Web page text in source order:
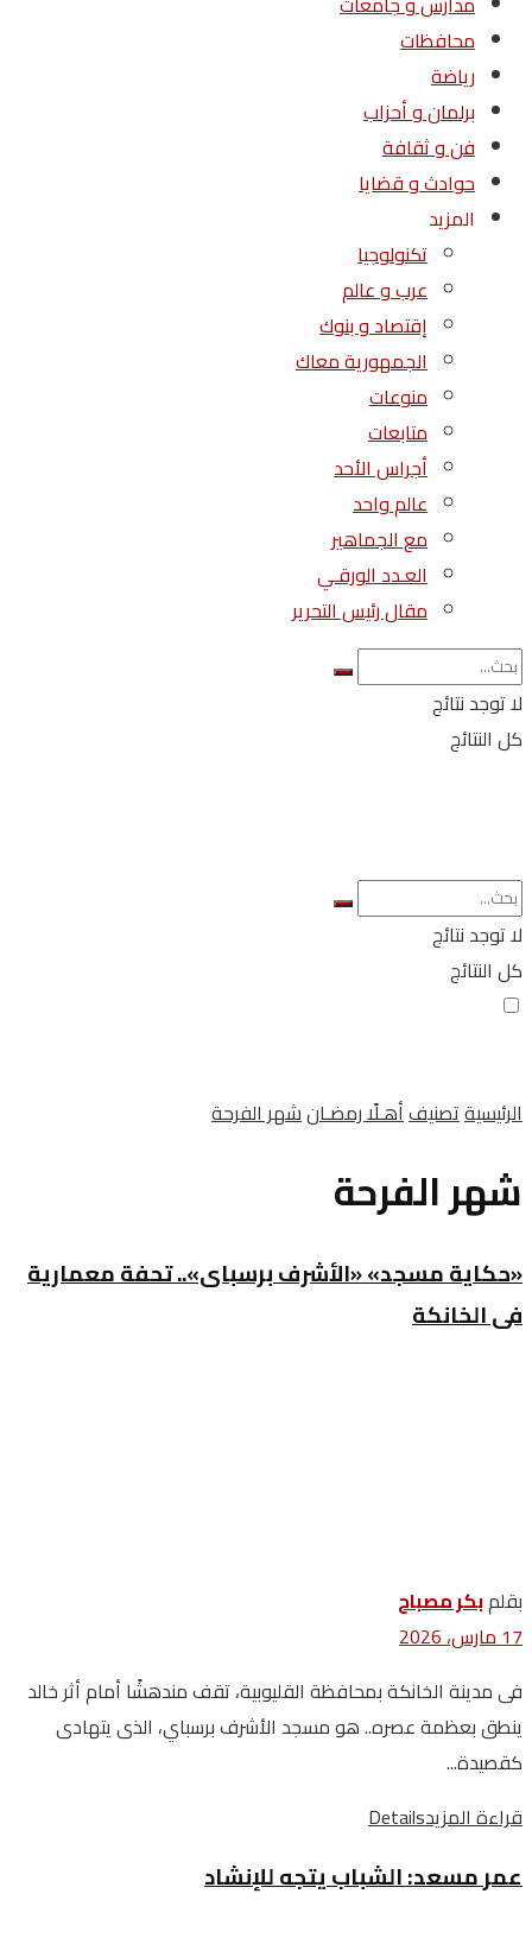
محافظات
رياضة
برلمان و أحزاب
فن و ثقافة
حوادث و قضايا
المزيد
تكنولوجيا
عرب و عالم
إقتصاد و بنوك
الجمهورية معاك
منوعات
متابعات
أجراس الأحد
عالم واحد
مع الجماهير
العـدد الورقـي
مقال رئيس التحرير
لا توجد نتائج
كل النتائج
لا توجد نتائج
كل النتائج
الرئيسيةتصنيفأهـلًا رمضـانشهر الفرحة
شهر الفرحة
«حكاية مسجد» «الأشرف برسباى».. تحفة معمارية
فى الخانكة
بقلمبكر مصباح
17 مارس، 2026
فى مدينة الخانكة بمحافظة القليوبية، تقف مندهشًا أمام أثر خالد
ينطق بعظمة عصره.. هو مسجد الأشرف برسباي، الذى يتهادى
كقصيدة...
قراءة المزيدDetails
عمر‭ ‬مسعد‭:‬ الشباب‭ ‬يتجه‭ ‬للإنشاد